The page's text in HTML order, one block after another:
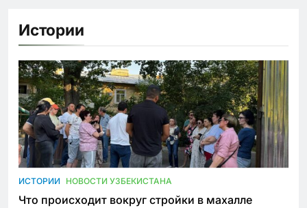
Истории
ИСТОРИИ НОВОСТИ УЗБЕКИСТАНА
Что происходит вокруг стройки в махалле